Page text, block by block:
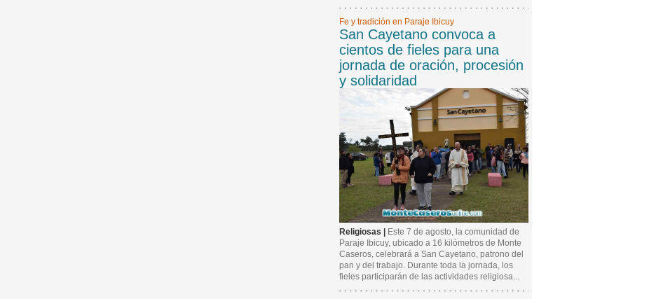
Fe y tradición en Paraje Ibicuy
San Cayetano convoca a
cientos de fieles para una
jornada de oración, procesión
y solidaridad
Religiosas |
Este 7 de agosto, la comunidad de
Paraje Ibicuy, ubicado a 16 kilómetros de Monte
Caseros, celebrará a San Cayetano, patrono del
pan y del trabajo. Durante toda la jornada, los
fieles participarán de las actividades religiosa...